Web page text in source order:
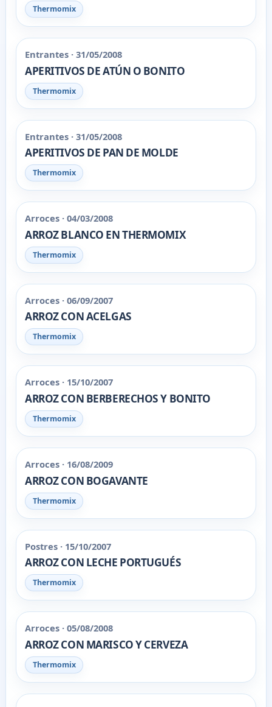
Thermomix
Entrantes · 31/05/2008
APERITIVOS DE ATÚN O BONITO
Thermomix
Entrantes · 31/05/2008
APERITIVOS DE PAN DE MOLDE
Thermomix
Arroces · 04/03/2008
ARROZ BLANCO EN THERMOMIX
Thermomix
Arroces · 06/09/2007
ARROZ CON ACELGAS
Thermomix
Arroces · 15/10/2007
ARROZ CON BERBERECHOS Y BONITO
Thermomix
Arroces · 16/08/2009
ARROZ CON BOGAVANTE
Thermomix
Postres · 15/10/2007
ARROZ CON LECHE PORTUGUÉS
Thermomix
Arroces · 05/08/2008
ARROZ CON MARISCO Y CERVEZA
Thermomix